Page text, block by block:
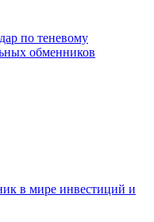
по теневому
обменников
в мире инвестиций и